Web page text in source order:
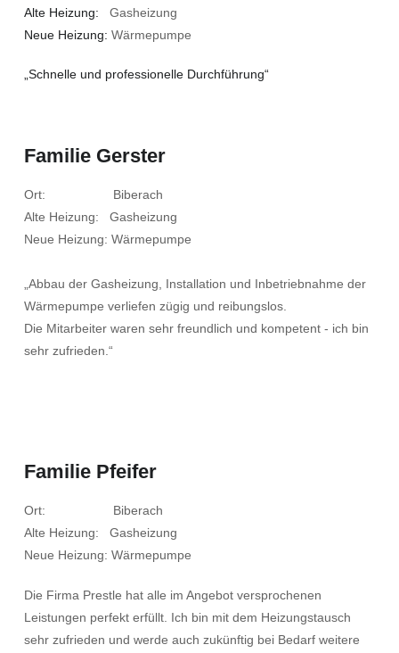
Alte Heizung: Gasheizung
Neue Heizung: Wärmepumpe
„Schnelle und professionelle Durchführung“
Familie Gerster
Ort: Biberach
Alte Heizung: Gasheizung
Neue Heizung: Wärmepumpe
„Abbau der Gasheizung, Installation und Inbetriebnahme der
Wärmepumpe verliefen zügig und reibungslos.
Die Mitarbeiter waren sehr freundlich und kompetent - ich bin
sehr zufrieden.“
Familie Pfeifer
Ort: Biberach
Alte Heizung: Gasheizung
Neue Heizung: Wärmepumpe
Die Firma Prestle hat alle im Angebot versprochenen
Leistungen perfekt erfüllt. Ich bin mit dem Heizungstausch
sehr zufrieden und werde auch zukünftig bei Bedarf weitere